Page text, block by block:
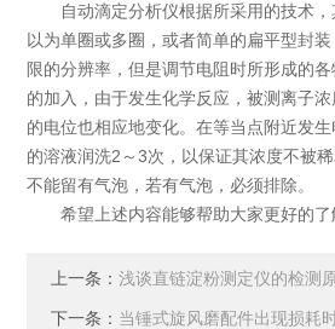
自动滴定分析仪根据所采用的技术，
以为单圈或多圈，或者简单的扁平型封
限的分辨率，但是调节电阻时所形成的
的加入，由于发生化学反应，被测离子
的电位也相应地变化。在等当点附近发
的溶液润洗2～3次，以保证其浓度不被
不能留有气泡，若有气泡，必须排除。
希望上述内容能够帮助大家更好的了
上一条：浅谈直链淀粉测定仪的检测
下一条： 当锤式旋风磨配件出现损耗